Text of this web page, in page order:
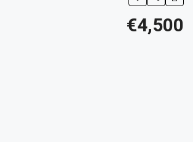
€4,500